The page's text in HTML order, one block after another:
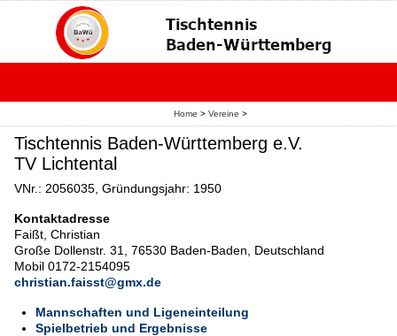
Home > Vereine >
Tischtennis Baden-Württemberg e.V.
TV Lichtental
VNr.: 2056035, Gründungsjahr: 1950
Kontaktadresse
Faißt, Christian
Große Dollenstr. 31, 76530 Baden-Baden, Deutschland
Mobil 0172-2154095
christian.faisst@gmx.de
Mannschaften und Ligeneinteilung
Spielbetrieb und Ergebnisse